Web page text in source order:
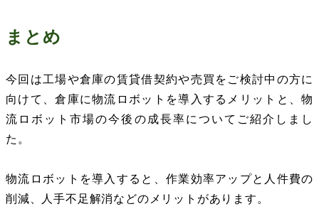
まとめ
今回は工場や倉庫の賃貸借契約や売買をご検討中の方に
向けて、倉庫に物流ロボットを導入するメリットと、物
流ロボット市場の今後の成長率についてご紹介しまし
た。
物流ロボットを導入すると、作業効率アップと人件費の
削減、人手不足解消などのメリットがあります。